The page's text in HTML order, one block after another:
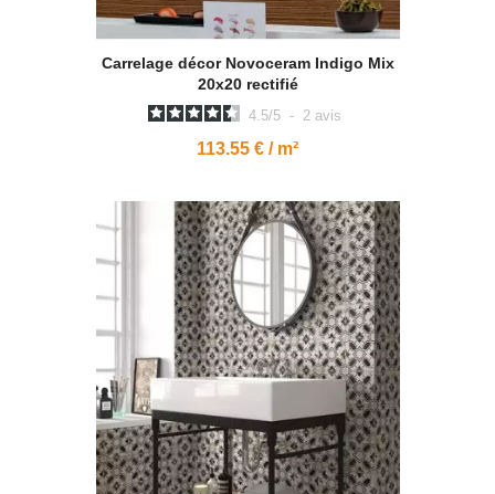
Carrelage décor Novoceram Indigo Mix
20x20 rectifié
4.5/5 - 2 avis
113.55 € / m²